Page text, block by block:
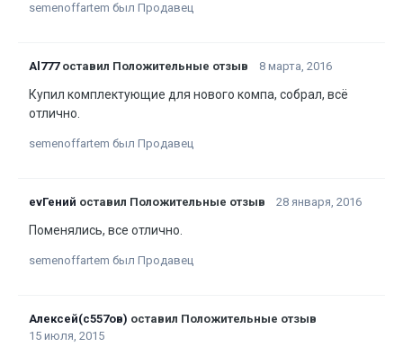
semenoffartem был Продавец
Al777оставил Положительные отзыв 8 марта, 2016
Купил комплектующие для нового компа, собрал, всё
отлично.
semenoffartem был Продавец
evГений оставил Положительные отзыв 28 января, 2016
Поменялись, все отлично.
semenoffartem был Продавец
Алексей(с557ов) оставил Положительные отзыв
15 июля, 2015